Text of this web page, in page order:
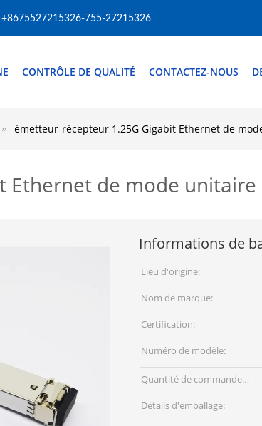
+8675527215326-755-27215326
CONTRÔLE DE QUALITÉ CONTACTEZ-NOUS
émetteur-récepteur 1.25G Gigabit Ethernet de
de mode unitaire
Informations de
Lieu d'origine:
Nom de marque:
Certification:
Numéro de modèle:
Quantité de commande
min:
Détails d'emballage: